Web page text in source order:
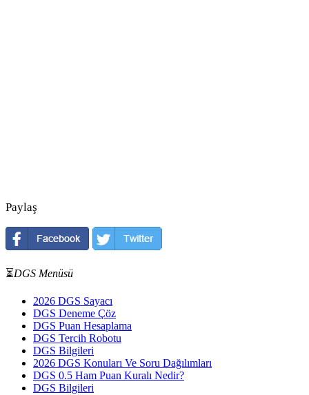
Paylaş
⏳DGS Menüsü
2026 DGS Sayacı
DGS Deneme Çöz
DGS Puan Hesaplama
DGS Tercih Robotu
DGS Bilgileri
2026 DGS Konuları Ve Soru Dağılımları
DGS 0.5 Ham Puan Kuralı Nedir?
DGS Bilgileri